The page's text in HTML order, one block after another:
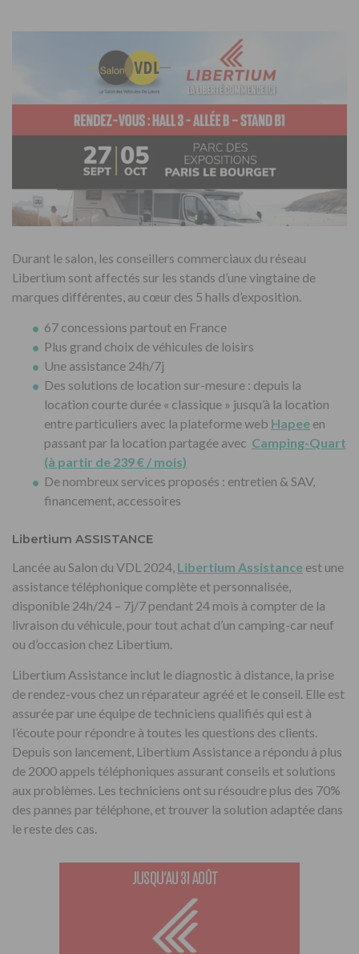
Durant le salon, les conseillers commerciaux du réseau
Libertium sont affectés sur les stands d’une vingtaine de
marques différentes, au cœur des 5 halls d’exposition.
67 concessions partout en France
Plus grand choix de véhicules de loisirs
Une assistance 24h/7j
Des solutions de location sur-mesure : depuis la
location courte durée « classique » jusqu’à la location
entre particuliers avec la plateforme web Hapee en
passant par la location partagée avec Camping-Quart
(à partir de 239 € / mois)
De nombreux services proposés : entretien & SAV,
financement, accessoires
Libertium ASSISTANCE
Lancée au Salon du VDL 2024, Libertium Assistance est une
assistance téléphonique complète et personnalisée,
disponible 24h/24 – 7j/7 pendant 24 mois à compter de la
livraison du véhicule, pour tout achat d’un camping-car neuf
ou d’occasion chez Libertium.
Libertium Assistance inclut le diagnostic à distance, la prise
de rendez-vous chez un réparateur agréé et le conseil. Elle est
assurée par une équipe de techniciens qualifiés qui est à
l’écoute pour répondre à toutes les questions des clients.
Depuis son lancement, Libertium Assistance a répondu à plus
de 2000 appels téléphoniques assurant conseils et solutions
aux problèmes. Les techniciens ont su résoudre plus des 70%
des pannes par téléphone, et trouver la solution adaptée dans
le reste des cas.